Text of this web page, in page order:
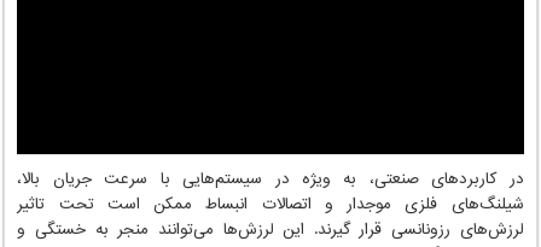
استثنایی، در صنایع مختلفی مورد استفاده قرار می‌گیرند. اما آیا این شیلنگ‌ها
در دماهای پایین نیز عملکرد مطلوبی دارند؟ پاسخ مثبت است، اما برای
اطمینان از عملکرد بهینه، باید شرایط و استانداردهای خاصی در نظر گرفته
شوند.